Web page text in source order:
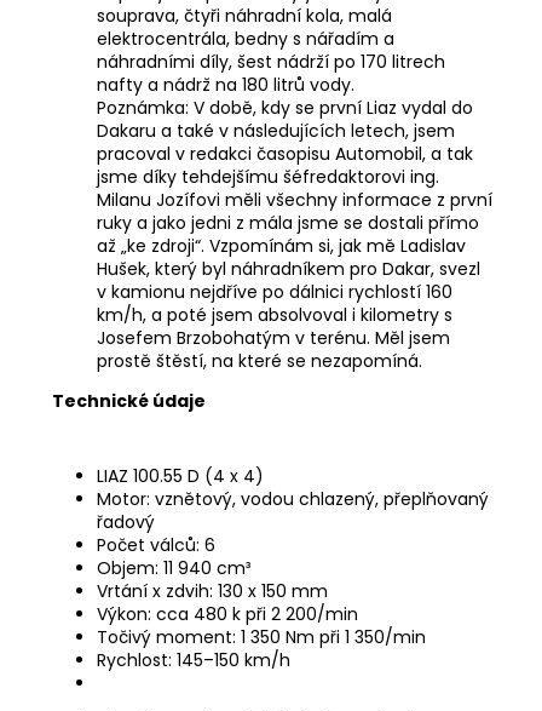
souprava, čtyři náhradní kola, malá
elektrocentrála, bedny s nářadím a
náhradními díly, šest nádrží po 170 litrech
nafty a nádrž na 180 litrů vody.
Poznámka: V době, kdy se první Liaz vydal do
Dakaru a také v následujících letech, jsem
pracoval v redakci časopisu Automobil, a tak
jsme díky tehdejšímu šéfredaktorovi ing.
Milanu Jozífovi měli všechny informace z první
ruky a jako jedni z mála jsme se dostali přímo
až „ke zdroji“. Vzpomínám si, jak mě Ladislav
Hušek, který byl náhradníkem pro Dakar, svezl
v kamionu nejdříve po dálnici rychlostí 160
km/h, a poté jsem absolvoval i kilometry s
Josefem Brzobohatým v terénu. Měl jsem
prostě štěstí, na které se nezapomíná.
Technické údaje
LIAZ 100.55 D (4 x 4)
Motor: vznětový, vodou chlazený, přeplňovaný
řadový
Počet válců: 6
Objem: 11 940 cm³
Vrtání x zdvih: 130 x 150 mm
Výkon: cca 480 k při 2 200/min
Točivý moment: 1 350 Nm při 1 350/min
Rychlost: 145–150 km/h